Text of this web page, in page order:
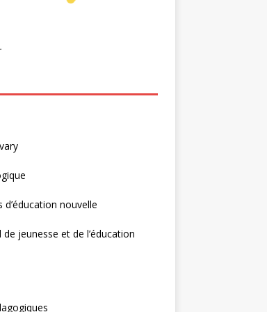
d’éducation nouvelle
jeunesse et de l’éducation